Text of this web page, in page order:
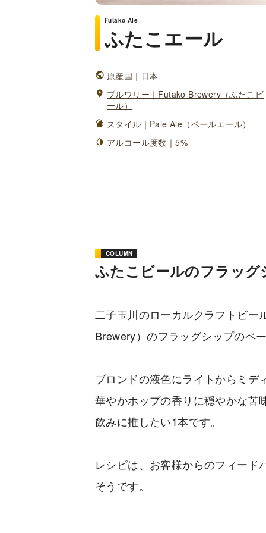
Futako Ale
ふたこエール
原産国｜日本
ブルワリー｜Futako Brewery（ふたこビ
ール）
スタイル｜Pale Ale（ペールエール）
アルコール度数｜5%
COLUMN
ふたこビールのフラッ
二子玉川のローカルクラフトビ
Brewery）のフラッグシップのペ
ブロンドの液色にライトからミデ
華やかホップの香りに穏やかな苦
飲みに推したい1本です。
レシピは、お客様からのフィー
そうです。